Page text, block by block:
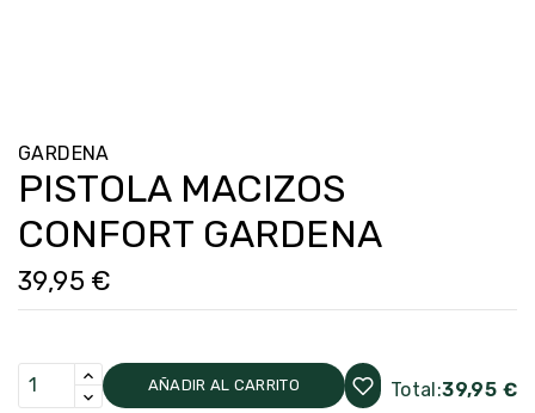
GARDENA
PISTOLA MACIZOS
CONFORT GARDENA
39,95 €
AÑADIR AL CARRITO Total:39,95 €